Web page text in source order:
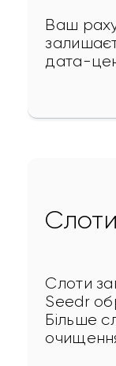
Ваш
дата-
Слоти
Seedr
Більше